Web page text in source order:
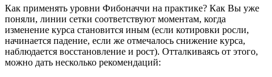
Как применять уровни Фибоначчи на практике? Как Вы уже
поняли, линии сетки соответствуют моментам, когда
изменение курса становится иным (если котировки росли,
начинается падение, если же отмечалось снижение курса,
наблюдается восстановление и рост). Отталкиваясь от этого,
можно дать несколько рекомендаций: